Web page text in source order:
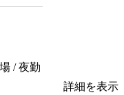
/ 夜勤
詳細を表示